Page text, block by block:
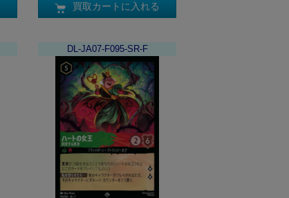
買取カートに入れる
DL-JA07-F095-SR-F